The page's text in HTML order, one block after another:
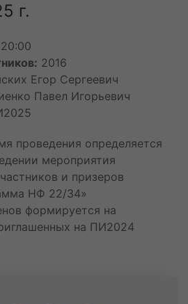
г.
20:00
2016
Егор Сергеевич
Павел Игорьевич
проведения определяется
мероприятия
и призеров
НФ 22/34»
формируется на
на ПИ2024
Андрей Павлович
Алексадрович
24 июля
Яков Максимович
Кирилл Артемьевич
Александрович
25 июля
Денисович
26 июля
Дмитриевич
Александр Игоревич
Дмитриевич